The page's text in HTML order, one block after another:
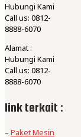
Hubungi Kami
Call us: 0812-
8888-6070
Alamat :
Hubungi Kami
Call us: 0812-
8888-6070
link terkait :
– Paket Mesin